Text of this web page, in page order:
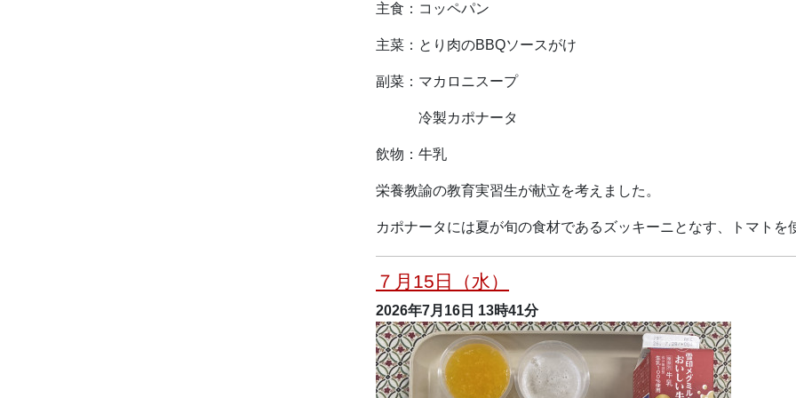
主食：コッペパン
主菜：とり肉のBBQソースがけ
副菜：マカロニスープ
冷製カポナータ
飲物：牛乳
栄養教諭の教育実習生が献立を考えました。
カポナータには夏が旬の食材であるズッキーニとなす、トマトを
７月15日（水）
2026年7月16日 13時41分